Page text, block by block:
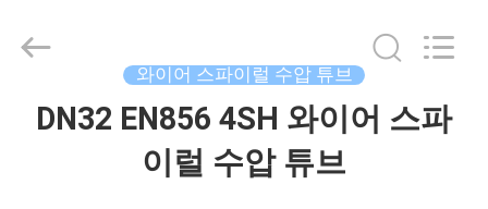
Copyright
와이어 스파이럴 수압 튜브
DN32 EN856 4SH 와이어 스파
이럴 수압 튜브